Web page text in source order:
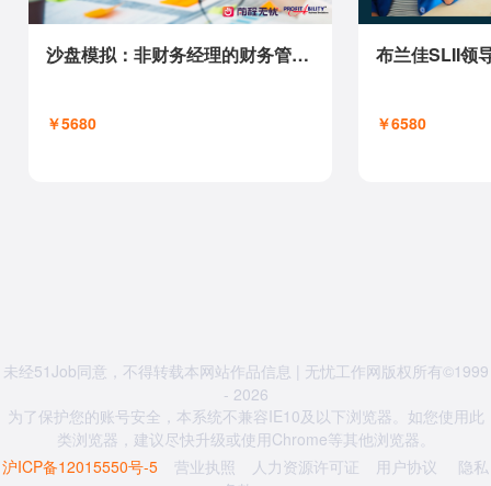
沙盘模拟：非财务经理的财务管理CPA
￥5680 ￥6580
未经51Job同意，不得转载本网站作品信息 | 无忧工作网版权所有©1999
- 2026
为了保护您的账号安全，本系统不兼容IE10及以下浏览器。如您使用此
类浏览器，建议尽快升级或使用Chrome等其他浏览器。
沪ICP备12015550号-5
营业执照 人力资源许可证 用户协议
隐私